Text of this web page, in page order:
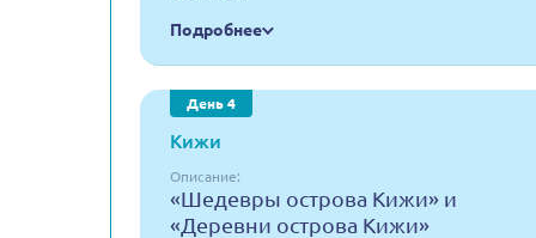
Подробнее
День 4
Кижи
Описание:
«Шедевры острова Кижи» и
«Деревни острова Кижи»